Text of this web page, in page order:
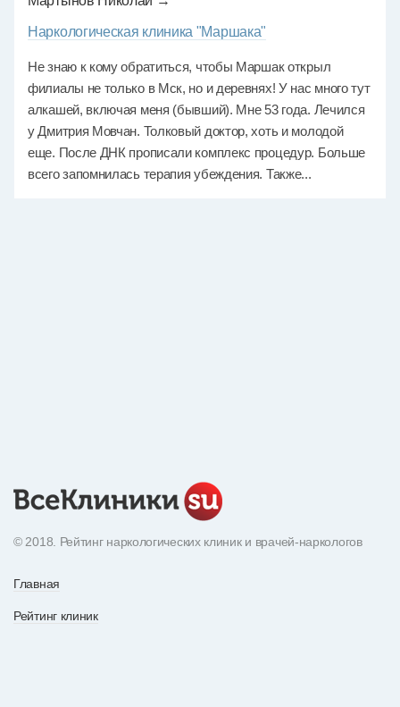
Наркологическая клиника "Маршака"
Не знаю к кому обратиться, чтобы Маршак открыл
филиалы не только в Мск, но и деревнях! У нас много тут
алкашей, включая меня (бывший). Мне 53 года. Лечился
у Дмитрия Мовчан. Толковый доктор, хоть и молодой
еще. После ДНК прописали комплекс процедур. Больше
всего запомнилась терапия убеждения. Также...
© 2018. Рейтинг наркологических клиник и врачей-наркологов
Главная
Рейтинг клиник